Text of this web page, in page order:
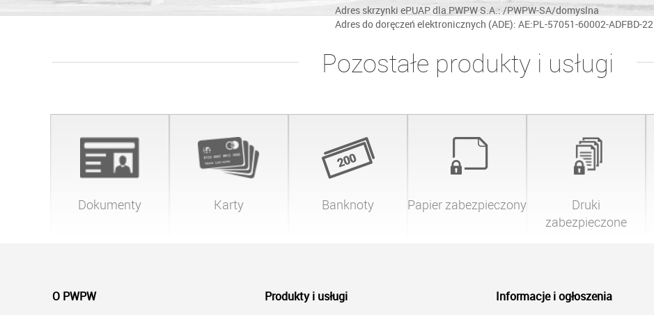
Adres skrzynki ePUAP dla PWPW S.A.: /PWPW-SA/domyslna
Adres do doręczeń elektronicznych (ADE): AE:PL-57051-60002-ADFBD-22
Pozostałe produkty i usługi
Dokumenty Karty Banknoty Papier zabezpieczony
Druki
zabezpieczone
O PWPW Produkty i usługi Informacje i ogłoszenia